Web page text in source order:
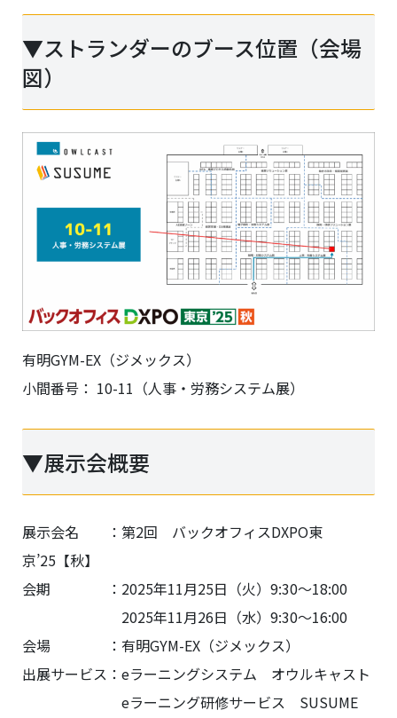
▼ストランダーのブース位置（会場
図）
有明GYM-EX（ジメックス）
小間番号： 10-11（人事・労務システム展）
▼展示会概要
展示会名 ：第2回 バックオフィスDXPO東
京’25【秋】
会期 ：2025年11月25日（火）9:30～18:00
2025年11月26日（水）9:30～16:00
会場 ：有明GYM-EX（ジメックス）
出展サービス：eラーニングシステム オウルキャスト
eラーニング研修サービス SUSUME